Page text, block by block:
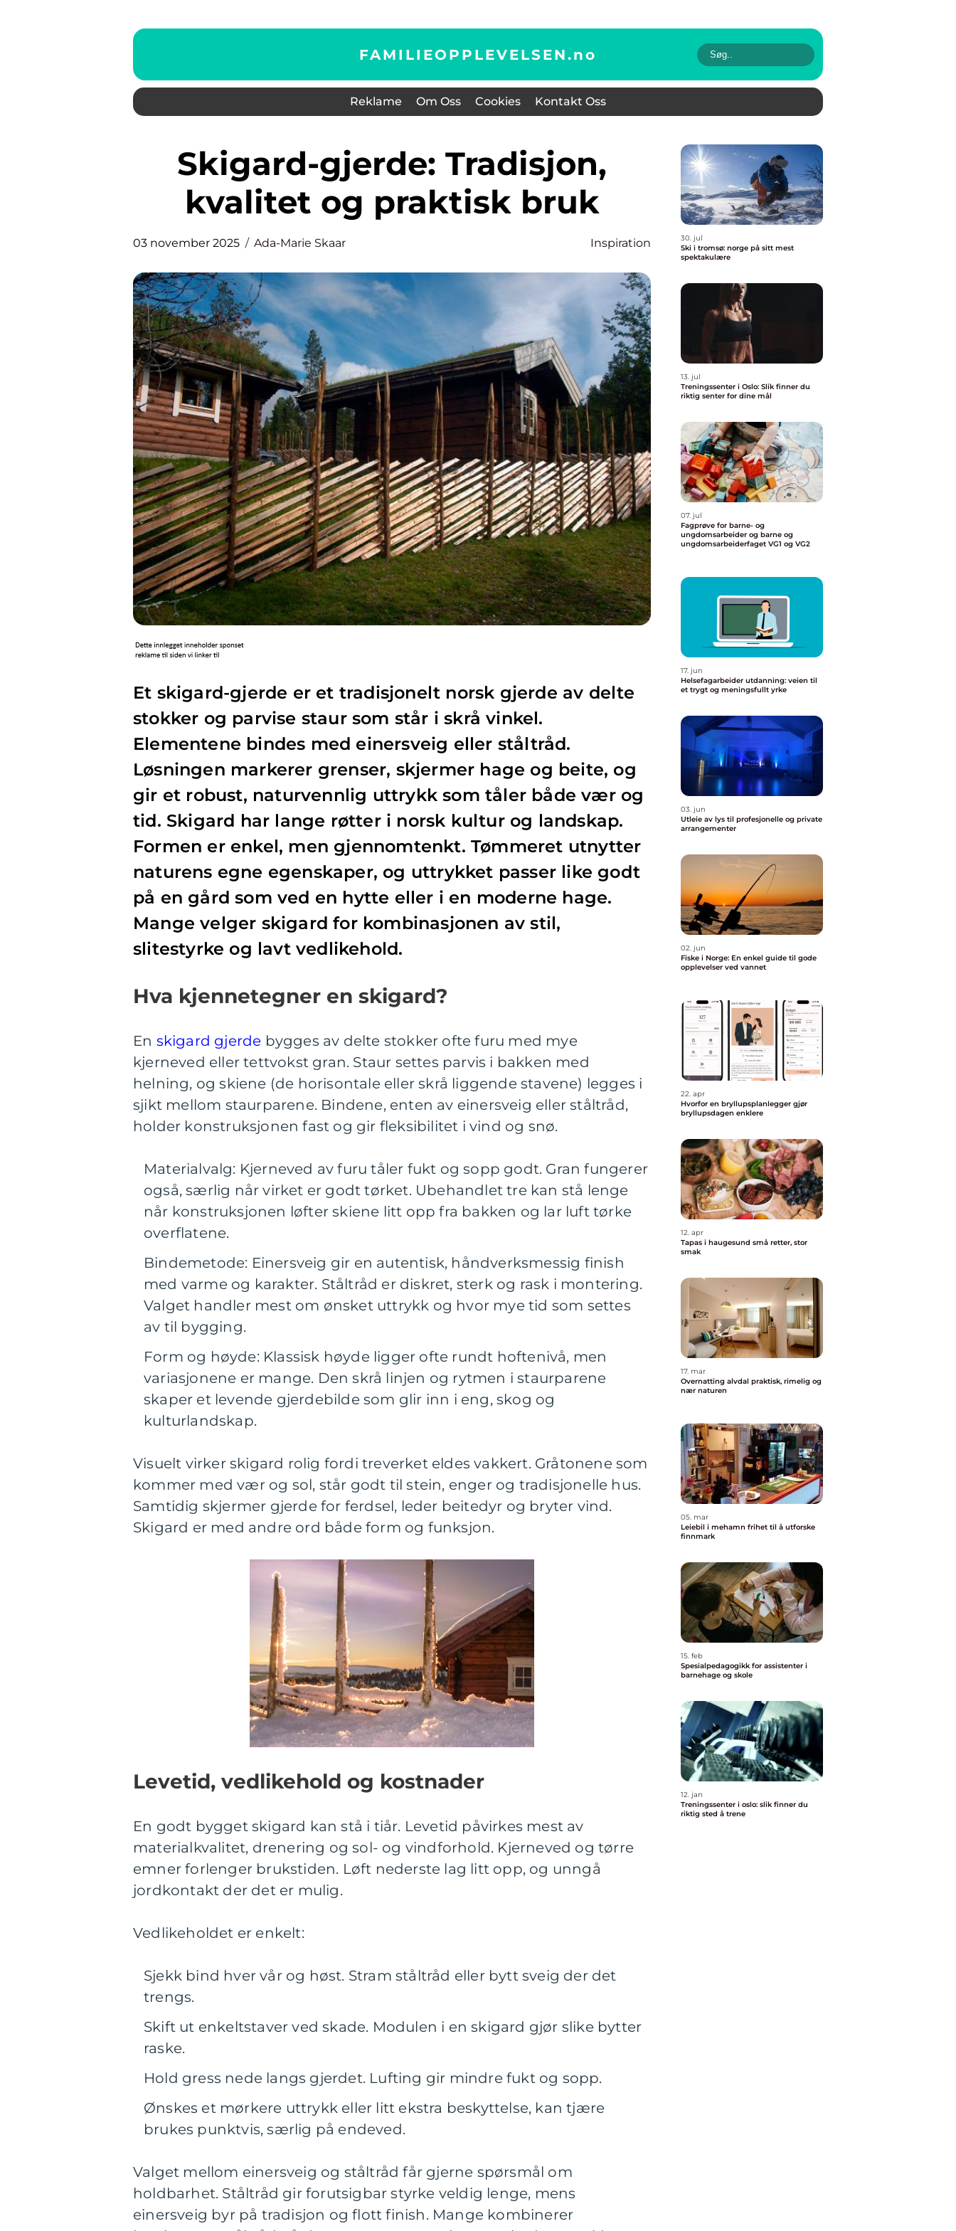
FAMILIEOPPLEVELSEN.no
Reklame Om Oss Cookies Kontakt Oss
Skigard-gjerde: Tradisjon,
kvalitet og praktisk bruk
03 november 2025 Ada-Marie Skaar Inspiration
Et skigard-gjerde er et tradisjonelt norsk gjerde av delte
stokker og parvise staur som står i skrå vinkel.
Elementene bindes med einersveig eller ståltråd.
Løsningen markerer grenser, skjermer hage og beite, og
gir et robust, naturvennlig uttrykk som tåler både vær og
tid. Skigard har lange røtter i norsk kultur og landskap.
Formen er enkel, men gjennomtenkt. Tømmeret utnytter
naturens egne egenskaper, og uttrykket passer like godt
på en gård som ved en hytte eller i en moderne hage.
Mange velger skigard for kombinasjonen av stil,
slitestyrke og lavt vedlikehold.
Hva kjennetegner en skigard?
En skigard gjerde bygges av delte stokker ofte furu med mye
kjerneved eller tettvokst gran. Staur settes parvis i bakken med
helning, og skiene (de horisontale eller skrå liggende stavene) legges i
sjikt mellom staurparene. Bindene, enten av einersveig eller ståltråd,
holder konstruksjonen fast og gir fleksibilitet i vind og snø.
Materialvalg: Kjerneved av furu tåler fukt og sopp godt. Gran fungerer
også, særlig når virket er godt tørket. Ubehandlet tre kan stå lenge
når konstruksjonen løfter skiene litt opp fra bakken og lar luft tørke
overflatene.
Bindemetode: Einersveig gir en autentisk, håndverksmessig finish
med varme og karakter. Ståltråd er diskret, sterk og rask i montering.
Valget handler mest om ønsket uttrykk og hvor mye tid som settes
av til bygging.
Form og høyde: Klassisk høyde ligger ofte rundt hoftenivå, men
variasjonene er mange. Den skrå linjen og rytmen i staurparene
skaper et levende gjerdebilde som glir inn i eng, skog og
kulturlandskap.
Visuelt virker skigard rolig fordi treverket eldes vakkert. Gråtonene som
kommer med vær og sol, står godt til stein, enger og tradisjonelle hus.
Samtidig skjermer gjerde for ferdsel, leder beitedyr og bryter vind.
Skigard er med andre ord både form og funksjon.
Levetid, vedlikehold og kostnader
En godt bygget skigard kan stå i tiår. Levetid påvirkes mest av
materialkvalitet, drenering og sol- og vindforhold. Kjerneved og tørre
emner forlenger brukstiden. Løft nederste lag litt opp, og unngå
jordkontakt der det er mulig.
Vedlikeholdet er enkelt:
Sjekk bind hver vår og høst. Stram ståltråd eller bytt sveig der det
trengs.
Skift ut enkeltstaver ved skade. Modulen i en skigard gjør slike bytter
raske.
Hold gress nede langs gjerdet. Lufting gir mindre fukt og sopp.
Ønskes et mørkere uttrykk eller litt ekstra beskyttelse, kan tjære
brukes punktvis, særlig på endeved.
Valget mellom einersveig og ståltråd får gjerne spørsmål om
holdbarhet. Ståltråd gir forutsigbar styrke veldig lenge, mens
einersveig byr på tradisjon og flott finish. Mange kombinerer
30. jul
Ski i tromsø: norge på sitt mest
spektakulære
13. jul
Treningssenter i Oslo: Slik finner du
riktig senter for dine mål
07. jul
Fagprøve for barne- og
ungdomsarbeider og barne og
ungdomsarbeiderfaget VG1 og VG2
17. jun
Helsefagarbeider utdanning: veien til
et trygt og meningsfullt yrke
03. jun
Utleie av lys til profesjonelle og private
arrangementer
02. jun
Fiske i Norge: En enkel guide til gode
opplevelser ved vannet
22. apr
Hvorfor en bryllupsplanlegger gjør
bryllupsdagen enklere
12. apr
Tapas i haugesund små retter, stor
smak
17. mar
Overnatting alvdal praktisk, rimelig og
nær naturen
05. mar
Leiebil i mehamn frihet til å utforske
finnmark
15. feb
Spesialpedagogikk for assistenter i
barnehage og skole
12. jan
Treningssenter i oslo: slik finner du
riktig sted å trene